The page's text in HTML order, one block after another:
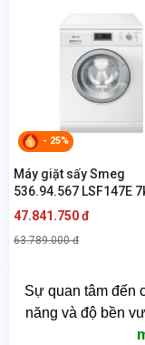
- 25%
Máy giặt sấy Smeg
536.94.567 LSF147E
47.841.750 đ
63.789.000 đ
Sự quan tâm đến
năng và độ bền